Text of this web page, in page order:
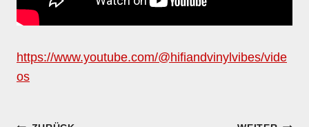
https://www.youtube.com/@hifiandvinylvibes/vide
os